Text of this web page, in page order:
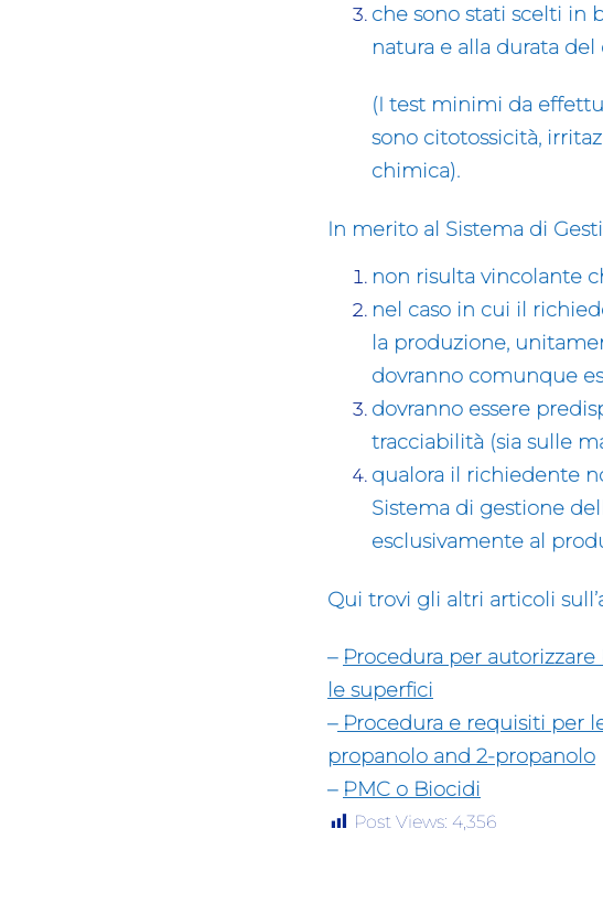
che sono stati scelti in
natura e alla durata
(I test minimi da
sono citotossicità,
chimica).
In merito al Sistema di
non risulta vincolante
nel caso in cui il
la produzione,
dovranno comunque
dovranno essere
tracciabilità (sia sulle
qualora il richiedente
Sistema di gestione
esclusivamente al
Qui trovi gli altri articoli
– Procedura per
le superfici
–Procedura e requisiti per
propanolo and 2-propanolo
– PMC o Biocidi
Post Views: 4,356